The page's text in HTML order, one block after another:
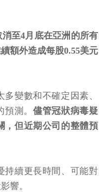
至4月底在亞洲的所有
額外造成每股0.55美元
變數和不確定因素、
測。 儘管冠狀病毒疑
，但近期公司的整體預
持續更長時間、可能對
響。